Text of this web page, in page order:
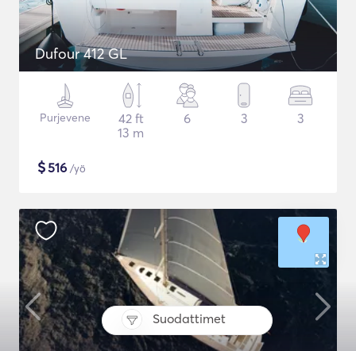
Suodattimet
Dufour 412 GL
Purjevene
42 ft
13 m
6 3 3
$516 /yö